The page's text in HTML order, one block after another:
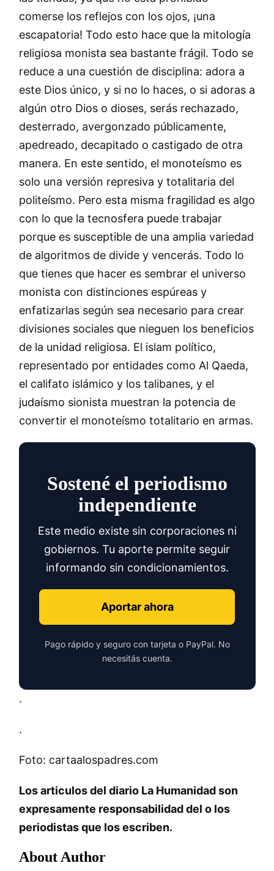
comerse los reflejos con los ojos, ¡una
escapatoria! Todo esto hace que la mitología
religiosa monista sea bastante frágil. Todo se
reduce a una cuestión de disciplina: adora a
este Dios único, y si no lo haces, o si adoras a
algún otro Dios o dioses, serás rechazado,
desterrado, avergonzado públicamente,
apedreado, decapitado o castigado de otra
manera. En este sentido, el monoteísmo es
solo una versión represiva y totalitaria del
politeísmo. Pero esta misma fragilidad es algo
con lo que la tecnosfera puede trabajar
porque es susceptible de una amplia variedad
de algoritmos de divide y vencerás. Todo lo
que tienes que hacer es sembrar el universo
monista con distinciones espúreas y
enfatizarlas según sea necesario para crear
divisiones sociales que nieguen los beneficios
de la unidad religiosa. El islam político,
representado por entidades como Al Qaeda,
el califato islámico y los talibanes, y el
judaísmo sionista muestran la potencia de
convertir el monoteísmo totalitario en armas.
Sostené el periodismo
independiente
Este medio existe sin corporaciones ni
gobiernos. Tu aporte permite seguir
informando sin condicionamientos.
Aportar ahora
Pago rápido y seguro con tarjeta o PayPal. No
necesitás cuenta.
.
.
Foto: cartaalospadres.com
Los articulos del diario La Humanidad son
expresamente responsabilidad del o los
periodistas que los escriben.
About Author